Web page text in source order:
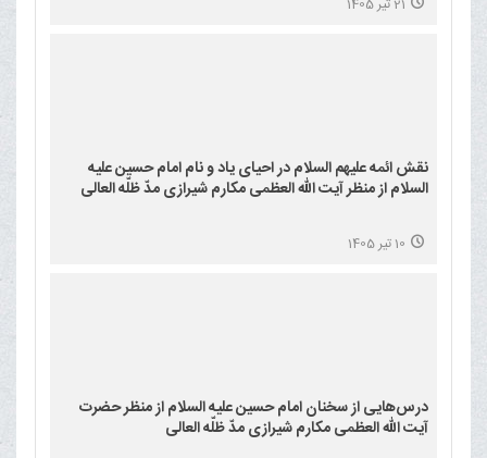
نقش ائمه علیهم السلام در احیای یاد و نام امام حسین علیه
السلام از منظر آیت الله العظمی مکارم شیرازی مدّ ظلّه العالی
10 تیر 1405
درس‌هایی از سخنان امام حسین علیه السلام از منظر حضرت
آیت الله العظمی مکارم شیرازی مدّ ظلّه العالی